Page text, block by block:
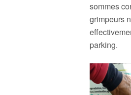
sommes
grimpeurs
parking.